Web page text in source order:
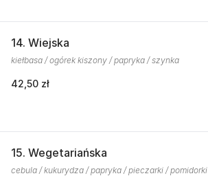
14. Wiejska
kiełbasa / ogórek kiszony / papryka / szynka
42,50 zł
15. Wegetariańska
cebula / kukurydza / papryka / pieczarki / pomidorki